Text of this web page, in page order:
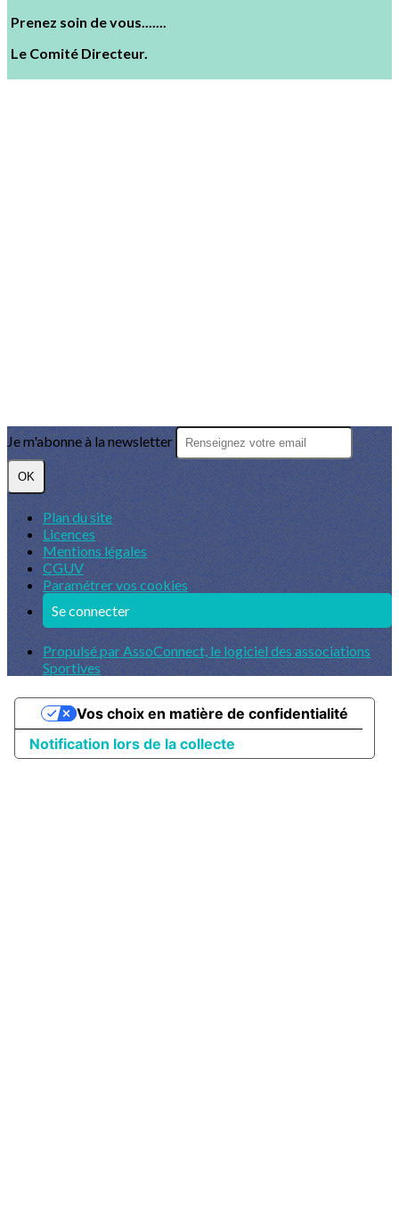
Prenez soin de vous.......
Le Comité Directeur.
Je m'abonne à la newsletter
OK
Plan du site
Licences
Mentions légales
CGUV
Paramétrer vos cookies
Se connecter
Propulsé par AssoConnect, le logiciel des associations
Sportives
Notification lors de la collecte
Vos choix en matière de confidentialité